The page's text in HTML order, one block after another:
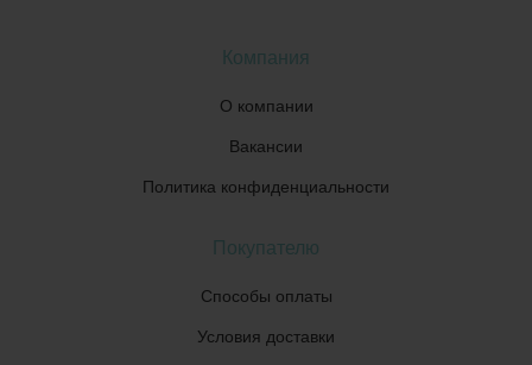
Компания
О компании
Вакансии
Политика конфиденциальности
Покупателю
Способы оплаты
Условия доставки